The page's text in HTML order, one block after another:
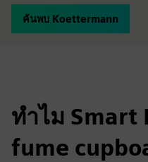
ค้นพบ Koettermann
ทำไม Smart
fume